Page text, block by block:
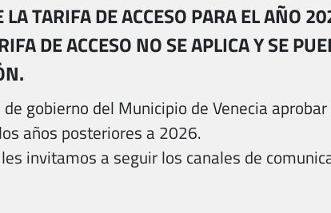
LA TARIFA DE ACCESO PARA EL AÑO
DE ACCESO NO SE APLICA Y SE
gobierno del Municipio de Venecia
años posteriores a 2026.
invitamos a seguir los canales de